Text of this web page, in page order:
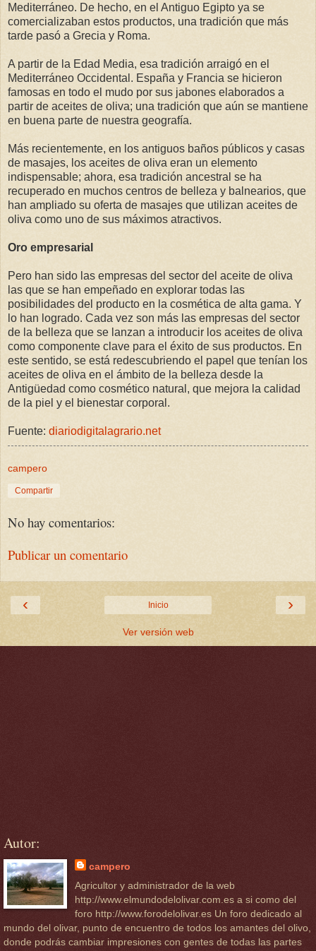
Mediterráneo. De hecho, en el Antiguo Egipto ya se
comercializaban estos productos, una tradición que más
tarde pasó a Grecia y Roma.
A partir de la Edad Media, esa tradición arraigó en el
Mediterráneo Occidental. España y Francia se hicieron
famosas en todo el mudo por sus jabones elaborados a
partir de aceites de oliva; una tradición que aún se mantiene
en buena parte de nuestra geografía.
Más recientemente, en los antiguos baños públicos y casas
de masajes, los aceites de oliva eran un elemento
indispensable; ahora, esa tradición ancestral se ha
recuperado en muchos centros de belleza y balnearios, que
han ampliado su oferta de masajes que utilizan aceites de
oliva como uno de sus máximos atractivos.
Oro empresarial
Pero han sido las empresas del sector del aceite de oliva
las que se han empeñado en explorar todas las
posibilidades del producto en la cosmética de alta gama. Y
lo han logrado. Cada vez son más las empresas del sector
de la belleza que se lanzan a introducir los aceites de oliva
como componente clave para el éxito de sus productos. En
este sentido, se está redescubriendo el papel que tenían los
aceites de oliva en el ámbito de la belleza desde la
Antigüedad como cosmético natural, que mejora la calidad
de la piel y el bienestar corporal.
Fuente: diariodigitalagrario.net
campero
Compartir
No hay comentarios:
Publicar un comentario
‹ ›
Inicio
Ver versión web
Autor:
campero
Agricultor y administrador de la web
http://www.elmundodelolivar.com.es a si como del
foro http://www.forodelolivar.es Un foro dedicado al
mundo del olivar, punto de encuentro de todos los amantes del olivo,
donde podrás cambiar impresiones con gentes de todas las partes